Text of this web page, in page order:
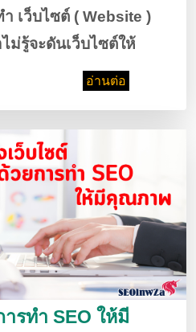
เว็บไซต์ ( Website )
ม่รู้จะดันเว็บไซต์ให้
ป็นลำดับต้นๆ ในการ
การ เขียน บทความ SEO
กใจผู้อ่าน
อ่านต่อ
รทำ SEO ให้มี